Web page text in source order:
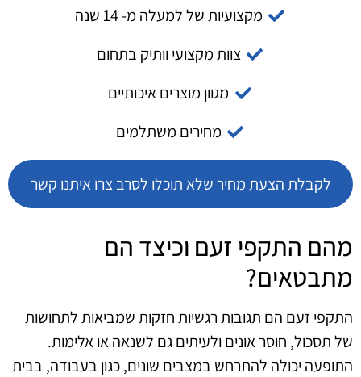
מקצועיות של למעלה מ- 14 שנה
צוות מקצועי וותיק בתחום
מגוון מוצרים איכותיים
מחירים משתלמים
לקבלת הצעת מחיר שלא תוכלו לסרב צרו איתנו קשר
מהם התקפי זעם וכיצד הם
מתבטאים?
התקפי זעם הם תגובות רגשיות חזקות שמביאות לתחושות
של תסכול, חוסר אונים ולעיתים גם לשנאה או אלימות.
התופעה יכולה להתרחש במצבים שונים, כגון בעבודה, בבית